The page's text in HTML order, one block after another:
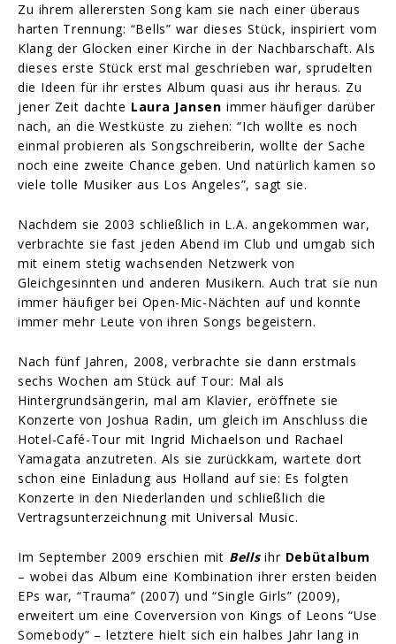
Zu ihrem allerersten Song kam sie nach einer überaus
harten Trennung: “Bells” war dieses Stück, inspiriert vom
Klang der Glocken einer Kirche in der Nachbarschaft. Als
dieses erste Stück erst mal geschrieben war, sprudelten
die Ideen für ihr erstes Album quasi aus ihr heraus. Zu
jener Zeit dachte Laura Jansen immer häufiger darüber
nach, an die Westküste zu ziehen: “Ich wollte es noch
einmal probieren als Songschreiberin, wollte der Sache
noch eine zweite Chance geben. Und natürlich kamen so
viele tolle Musiker aus Los Angeles”, sagt sie.
Nachdem sie 2003 schließlich in L.A. angekommen war,
verbrachte sie fast jeden Abend im Club und umgab sich
mit einem stetig wachsenden Netzwerk von
Gleichgesinnten und anderen Musikern. Auch trat sie nun
immer häufiger bei Open-Mic-Nächten auf und konnte
immer mehr Leute von ihren Songs begeistern.
Nach fünf Jahren, 2008, verbrachte sie dann erstmals
sechs Wochen am Stück auf Tour: Mal als
Hintergrundsängerin, mal am Klavier, eröffnete sie
Konzerte von Joshua Radin, um gleich im Anschluss die
Hotel-Café-Tour mit Ingrid Michaelson und Rachael
Yamagata anzutreten. Als sie zurückkam, wartete dort
schon eine Einladung aus Holland auf sie: Es folgten
Konzerte in den Niederlanden und schließlich die
Vertragsunterzeichnung mit Universal Music.
Im September 2009 erschien mit Bells ihr Debütalbum
– wobei das Album eine Kombination ihrer ersten beiden
EPs war, “Trauma” (2007) und “Single Girls” (2009),
erweitert um eine Coverversion von Kings of Leons “Use
Somebody” – letztere hielt sich ein halbes Jahr lang in